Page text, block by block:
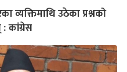
व्यक्तिमाथि उठेका प्रश्नको
कांग्रेस